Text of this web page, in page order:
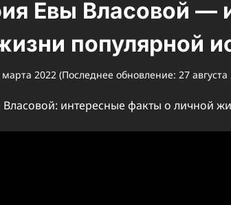
Евы Власовой —
популярной
марта 2022 (Последнее обновление: 27 августа